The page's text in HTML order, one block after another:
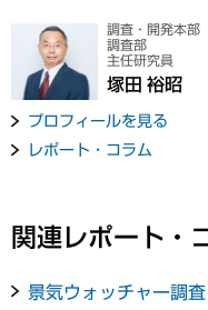
調査・開発本部
調査部
主任研究員
塚田 裕昭
プロフィールを見る
レポート・コラム
関連レポート・
景気ウォッチャー調